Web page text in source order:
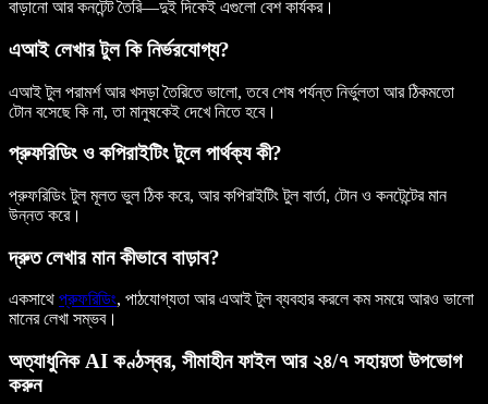
বাড়ানো আর কনটেন্ট তৈরি—দুই দিকেই এগুলো বেশ কার্যকর।
এআই লেখার টুল কি নির্ভরযোগ্য?
এআই টুল পরামর্শ আর খসড়া তৈরিতে ভালো, তবে শেষ পর্যন্ত নির্ভুলতা আর ঠিকমতো
টোন বসেছে কি না, তা মানুষকেই দেখে নিতে হবে।
প্রুফরিডিং ও কপিরাইটিং টুলে পার্থক্য কী?
প্রুফরিডিং টুল মূলত ভুল ঠিক করে, আর কপিরাইটিং টুল বার্তা, টোন ও কনটেন্টের মান
উন্নত করে।
দ্রুত লেখার মান কীভাবে বাড়াব?
একসাথে প্রুফরিডিং, পাঠযোগ্যতা আর এআই টুল ব্যবহার করলে কম সময়ে আরও ভালো
মানের লেখা সম্ভব।
অত্যাধুনিক AI কণ্ঠস্বর, সীমাহীন ফাইল আর ২৪/৭ সহায়তা উপভোগ
করুন